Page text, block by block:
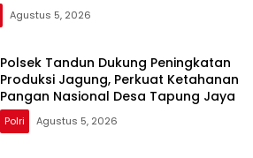
Agustus 5, 2026
Polsek Tandun Dukung Peningkatan
Produksi Jagung, Perkuat Ketahanan
Pangan Nasional Desa Tapung Jaya
Polri Agustus 5, 2026